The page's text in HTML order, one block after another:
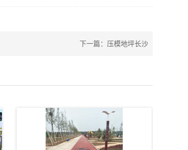
下一篇： 压模地坪长沙